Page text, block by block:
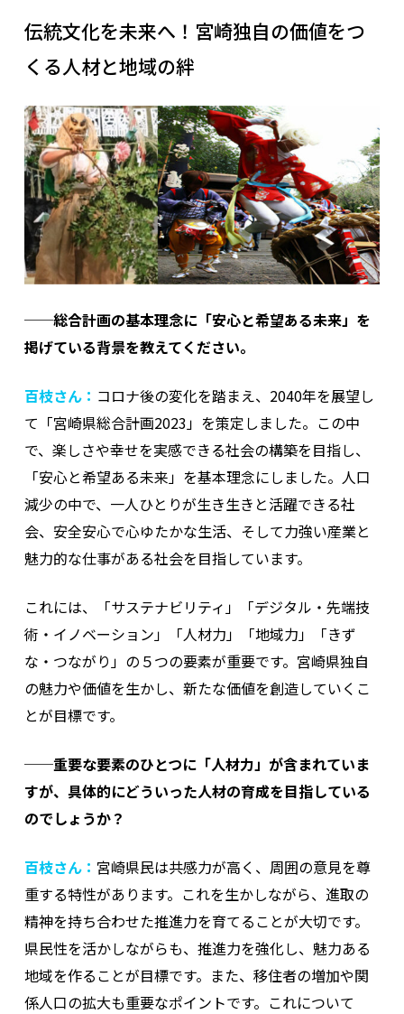
伝統文化を未来へ！宮崎独自の価値をつ
くる人材と地域の絆
──総合計画の基本理念に「安心と希望ある未来」を
掲げている背景を教えてください。
百枝さん： コロナ後の変化を踏まえ、2040年を展望し
て「宮崎県総合計画2023」を策定しました。この中
で、楽しさや幸せを実感できる社会の構築を目指し、
「安心と希望ある未来」を基本理念にしました。人口
減少の中で、一人ひとりが生き生きと活躍できる社
会、安全安心で心ゆたかな生活、そして力強い産業と
魅力的な仕事がある社会を目指しています。
これには、「サステナビリティ」「デジタル・先端技
術・イノベーション」「人材力」「地域力」「きず
な・つながり」の５つの要素が重要です。宮崎県独自
の魅力や価値を生かし、新たな価値を創造していくこ
とが目標です。
──重要な要素のひとつに「人材力」が含まれていま
すが、具体的にどういった人材の育成を目指している
のでしょうか？
百枝さん： 宮崎県民は共感力が高く、周囲の意見を尊
重する特性があります。これを生かしながら、進取の
精神を持ち合わせた推進力を育てることが大切です。
県民性を活かしながらも、推進力を強化し、魅力ある
地域を作ることが目標です。また、移住者の増加や関
係人口の拡大も重要なポイントです。これについて